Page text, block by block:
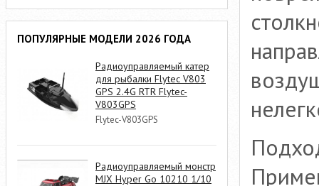
ПОПУЛЯРНЫЕ МОДЕЛИ 2026 ГОДА
Радиоуправляемый катер
для рыбалки Flytec V803
GPS 2.4G RTR Flytec-
V803GPS
Flytec-V803GPS
Радиоуправляемый монстр
MJX Hyper Go 10210 1/10